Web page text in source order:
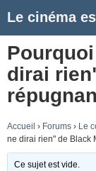
Le cinéma
dirai
Accueil › Forums › Le
ne dirai rien" de Black
Ce sujet est vide.